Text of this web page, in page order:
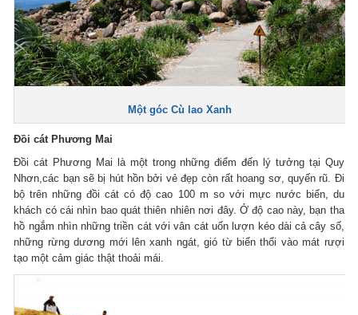
Một góc Cù lao Xanh
Đồi cát Phương Mai
Đồi cát Phương Mai là một trong những điểm đến lý tưởng tại Quy
Nhơn,các bạn sẽ bị hút hồn bởi vẻ đẹp còn rất hoang sơ, quyến rũ. Đi
bộ trên những đồi cát có độ cao 100 m so với mực nước biển, du
khách có cái nhìn bao quát thiên nhiên nơi đây. Ở độ cao này, bạn tha
hồ ngắm nhìn những triền cát với vân cát uốn lượn kéo dài cả cây số,
những rừng dương mới lên xanh ngát, gió từ biển thổi vào mát rượi
tạo một cảm giác thật thoải mái.